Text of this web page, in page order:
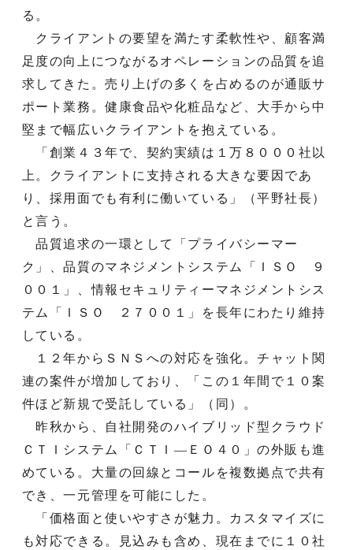
る。
クライアントの要望を満たす柔軟性や、顧客満
足度の向上につながるオペレーションの品質を追
求してきた。売り上げの多くを占めるのが通販サ
ポート業務。健康食品や化粧品など、大手から中
堅まで幅広いクライアントを抱えている。
「創業４３年で、契約実績は１万８０００社以
上。クライアントに支持される大きな要因であ
り、採用面でも有利に働いている」（平野社長）
と言う。
品質追求の一環として「プライバシーマー
ク」、品質のマネジメントシステム「ＩＳＯ ９
００１」、情報セキュリティーマネジメントシス
テム「ＩＳＯ ２７００１」を長年にわたり維持
している。
１２年からＳＮＳへの対応を強化。チャット関
連の案件が増加しており、「この１年間で１０案
件ほど新規で受託している」（同）。
昨秋から、自社開発のハイブリッド型クラウド
ＣＴＩシステム「ＣＴＩ―ＥＯ４０」の外販も進
めている。大量の回線とコールを複数拠点で共有
でき、一元管理を可能にした。
「価格面と使いやすさが魅力。カスタマイズに
も対応できる。見込みも含め、現在までに１０社